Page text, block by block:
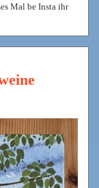
Mal be Insta ihr